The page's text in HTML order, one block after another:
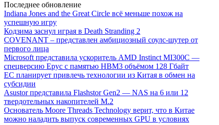
Последнее обновление
Indiana Jones and the Great Circle всё меньше похож на
успешную игру
Кодзима заснул играя в Death Stranding 2
COVENANT – представлен амбициозный соулс-шутер от
первого лица
Microsoft представила ускоритель AMD Instinct MI300C —
спецверсию Epyc с памятью HBM3 объёмом 128 Гбайт
ЕС планирует привлечь технологии из Китая в обмен на
субсидии
Asustor представила Flashstor Gen2 — NAS на 6 или 12
твердотельных накопителей M.2
Основатель Moore Threads Technology верит, что в Китае
можно наладить выпуск современных GPU в условиях